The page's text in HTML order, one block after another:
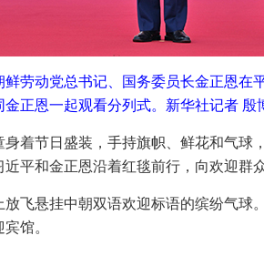
鲜劳动党总书记、国务委员长金正恩
正恩一起观看分列式。新华社记者 殷
着节日盛装，手持旗帜、鲜花和气球
平和金正恩沿着红毯前行，向欢迎群
飞悬挂中朝双语欢迎标语的缤纷气球
馆。